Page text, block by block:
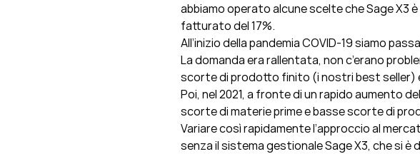
abbiamo operato alcune scelte che Sage X3
fatturato del 17%.
All’inizio della pandemia COVID-19 siamo
La domanda era rallentata, non c’erano
scorte di prodotto finito (i nostri best seller)
Poi, nel 2021, a fronte di un rapido aumento
scorte di materie prime e basse scorte di
Variare così rapidamente l’approccio al
senza il sistema gestionale Sage X3, che si